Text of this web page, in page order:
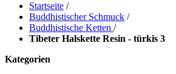
Startseite /
Buddhistischer Schmuck /
Buddhistische Ketten /
Tibeter Halskette Resin - türkis 3
Kategorien